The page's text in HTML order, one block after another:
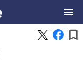
bookmark